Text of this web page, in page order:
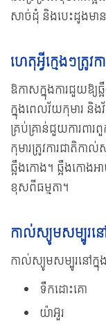
សាច់ដុំ និងបេះដូងម
ហេតុអ្វីក្មេងៗត្រូវក
ឱកាសក្នុងការជួយឱ្យ
ក្នុងពេលវ័យកុមារ
គ្រប់គ្រាន់ជួយការពារ
កុមារត្រូវការជាតិកា
ឆ្អឹងកោង។ ឆ្អឹងកោងអ
ខុសពីធម្មតា។
កាល់ស្យូមសម្បូរន
កាល់ស្យូមសម្បូរនៅក្នុ
ទឹកដោះគោ
យ៉ាអ៊ួរ